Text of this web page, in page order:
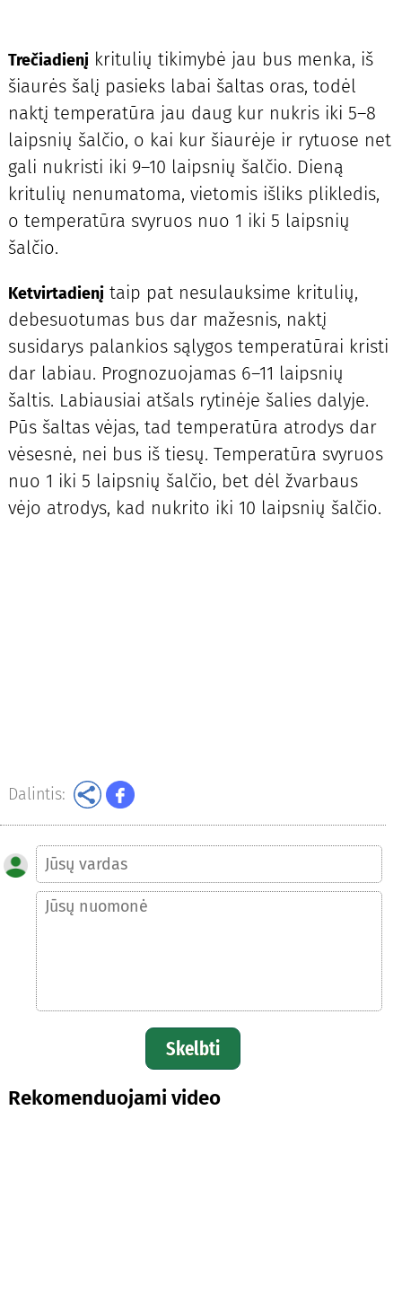
Trečiadienįkritulių tikimybė jau bus menka, iš
šiaurės šalį pasieks labai šaltas oras, todėl
naktį temperatūra jau daug kur nukris iki 5–8
laipsnių šalčio, o kai kur šiaurėje ir rytuose net
gali nukristi iki 9–10 laipsnių šalčio. Dieną
kritulių nenumatoma, vietomis išliks plikledis,
o temperatūra svyruos nuo 1 iki 5 laipsnių
šalčio.
Ketvirtadienįtaip pat nesulauksime kritulių,
debesuotumas bus dar mažesnis, naktį
susidarys palankios sąlygos temperatūrai kristi
dar labiau. Prognozuojamas 6–11 laipsnių
šaltis. Labiausiai atšals rytinėje šalies dalyje.
Pūs šaltas vėjas, tad temperatūra atrodys dar
vėsesnė, nei bus iš tiesų. Temperatūra svyruos
nuo 1 iki 5 laipsnių šalčio, bet dėl žvarbaus
vėjo atrodys, kad nukrito iki 10 laipsnių šalčio.
Dalintis:
Skelbti
Rekomenduojami video